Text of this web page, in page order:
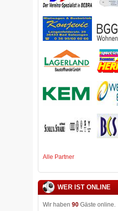
Alle Partner
WER IST ONLINE
Wir haben 90 Gäste online.